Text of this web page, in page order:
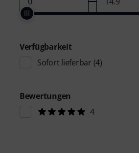
Verfügbarkeit
Sofort lieferbar (4)
Bewertungen
4